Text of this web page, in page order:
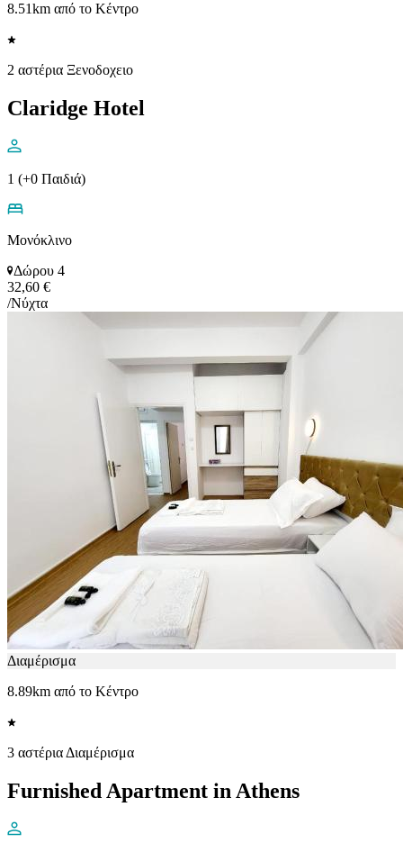
8.51km από το Κέντρο
2 αστέρια Ξενοδοχειο
Claridge Hotel
1 (+0 Παιδιά)
Μονόκλινο
Δώρου 4
32,60 €
/Νύχτα
Διαμέρισμα
8.89km από το Κέντρο
3 αστέρια Διαμέρισμα
Furnished Apartment in Athens